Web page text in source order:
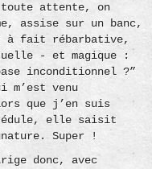
attente, on
assise sur un banc,
à fait rébarbative,
- et magique :
inconditionnel ?”
m’est venu
que j’en suis
elle saisit
Super !
donc, avec